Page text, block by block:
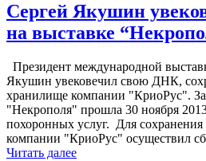
Сергей Якушин
на выставке
Президент международной
Якушин увековечил свою ДНК,
хранилище компании "КриоРус".
"Некрополя" прошла 30 ноября
похоронных услуг. Для
компании "КриоРус" осуществил
Читать далее